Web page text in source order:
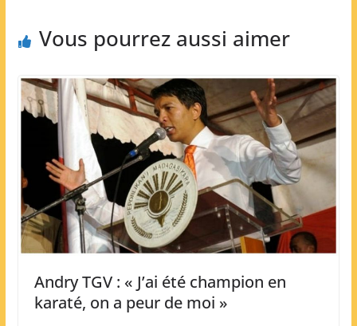
Vous pourrez aussi aimer
Andry TGV : « J’ai été champion en
karaté, on a peur de moi »